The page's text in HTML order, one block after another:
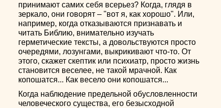
принимают самих себя всерьез? Когда, глядя в
зеркало, они говорят – "вот я, как хорошо". Или,
например, когда отказываются признавать и
читать Библию, внимательно изучать
герметические тексты, а довольствуются просто
очередями, лозунгами, выкрикивают что-то. От
этого, скажет скептик или психиатр, просто жизнь
становится веселее, не такой мрачной. Как
копошатся... Как весело они копошатся...
Когда наблюдение предельной обусловленности
человеческого существа, его безысходной